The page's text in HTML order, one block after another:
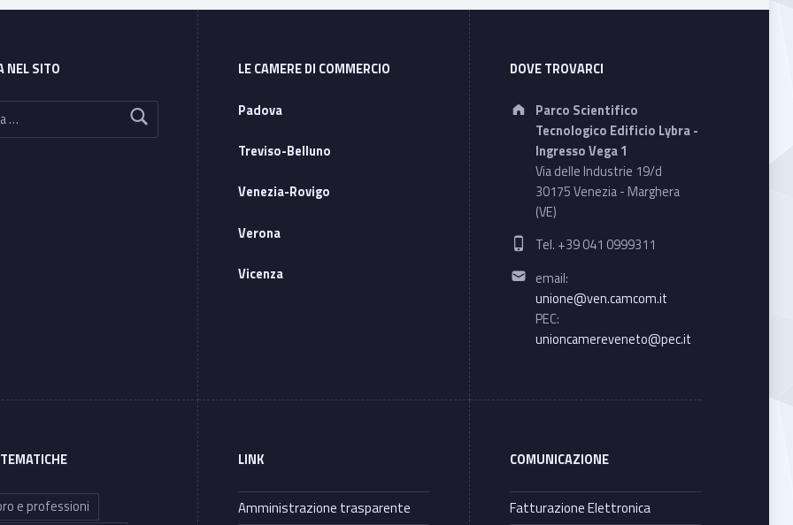
NEL SITO
LE CAMERE DI COMMERCIO
Padova
Treviso-Belluno
Venezia-Rovigo
Verona
Vicenza
DOVE TROVARCI
Address:
Parco Scientifico
Tecnologico Edificio Lybra -
Ingresso Vega 1
Via delle Industrie 19/d
30175 Venezia - Marghera
(VE)
Phone number:
Tel. +39 041 0999311
Email address:
email:
unione@ven.camcom.it
PEC:
unioncamereveneto@pec.it
e professioni
LINK
Amministrazione trasparente
COMUNICAZIONE
Fatturazione Elettronica